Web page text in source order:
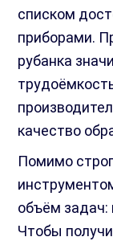
списком
приборами.
рубанка
качество
Помимо
объём задач:
Чтобы